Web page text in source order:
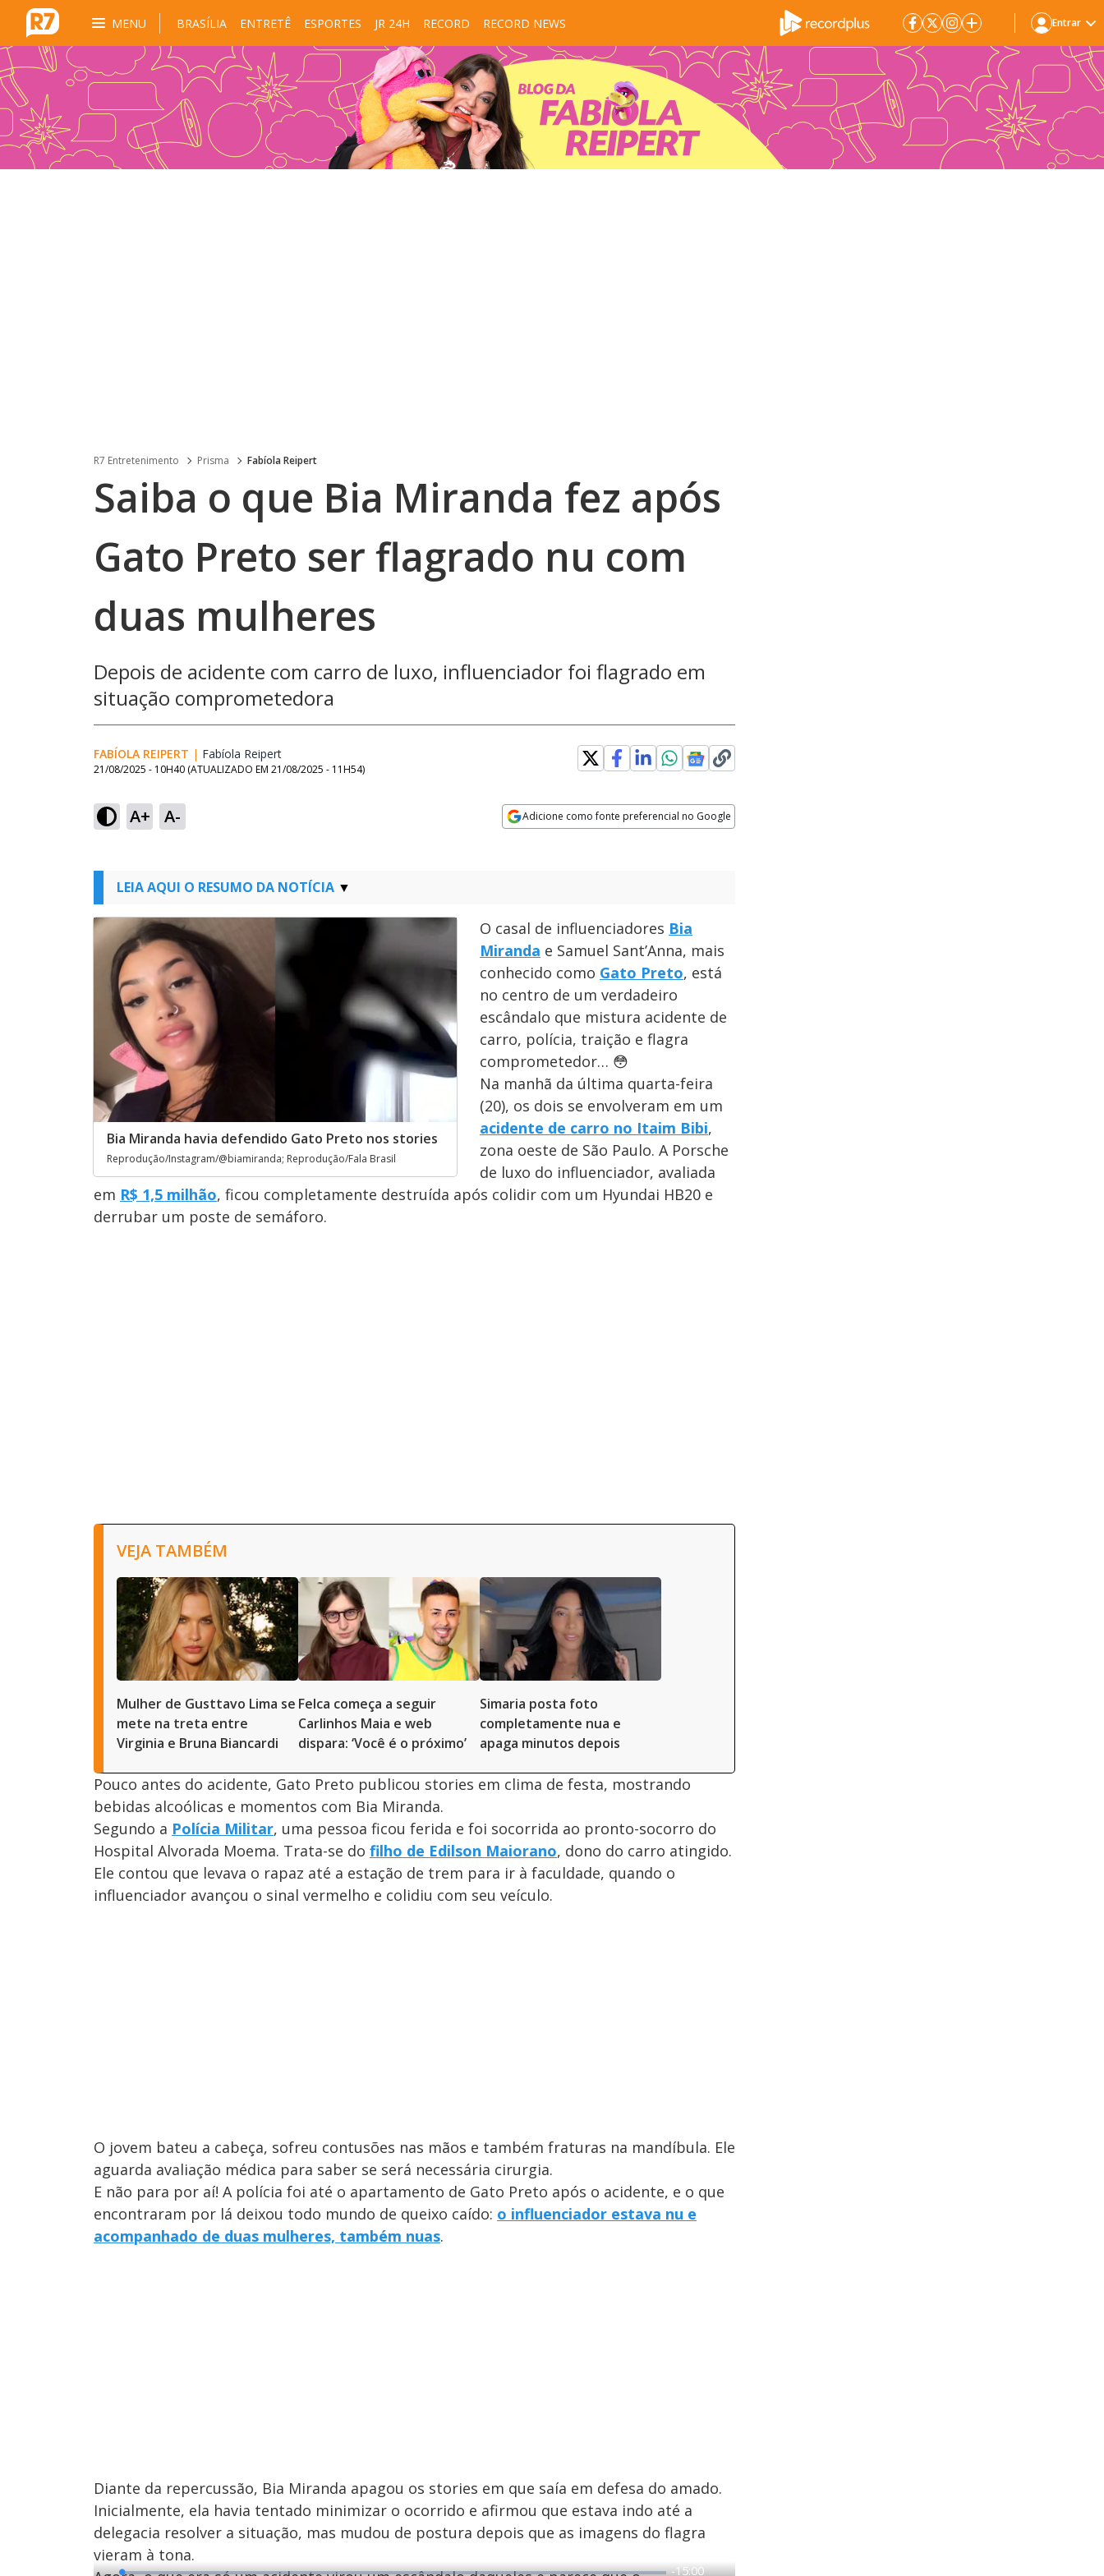
MENU BRASÍLIA ENTRETÊ ESPORTES JR 24H RECORD RECORD NEWS Entrar
R7 Entretenimento Prisma Fabíola Reipert
Saiba o que Bia Miranda fez após
Gato Preto ser flagrado nu com
duas mulheres
Depois de acidente com carro de luxo, influenciador foi flagrado em
situação comprometedora
FABÍOLA REIPERT | Fabíola Reipert
21/08/2025 - 10H40 (ATUALIZADO EM 21/08/2025 - 11H54)
A+ A- Adicione como fonte preferencial no Google
LEIA AQUI O RESUMO DA NOTÍCIA
Bia Miranda havia defendido Gato Preto nos stories
Reprodução/Instagram/@biamiranda; Reprodução/Fala Brasil
O casal de influenciadores Bia
Miranda e Samuel Sant’Anna, mais
conhecido como Gato Preto, está
no centro de um verdadeiro
escândalo que mistura acidente de
carro, polícia, traição e flagra
comprometedor… 😳
Na manhã da última quarta-feira
(20), os dois se envolveram em um
acidente de carro no Itaim Bibi,
zona oeste de São Paulo. A Porsche
de luxo do influenciador, avaliada
em R$ 1,5 milhão, ficou completamente destruída após colidir com um Hyundai HB20 e
derrubar um poste de semáforo.
VEJA TAMBÉM
Mulher de Gusttavo Lima se
mete na treta entre
Virginia e Bruna Biancardi
Felca começa a seguir
Carlinhos Maia e web
dispara: ‘Você é o próximo’
Simaria posta foto
completamente nua e
apaga minutos depois
Pouco antes do acidente, Gato Preto publicou stories em clima de festa, mostrando
bebidas alcoólicas e momentos com Bia Miranda.
Segundo a Polícia Militar, uma pessoa ficou ferida e foi socorrida ao pronto-socorro do
Hospital Alvorada Moema. Trata-se do filho de Edilson Maiorano, dono do carro atingido.
Ele contou que levava o rapaz até a estação de trem para ir à faculdade, quando o
influenciador avançou o sinal vermelho e colidiu com seu veículo.
O jovem bateu a cabeça, sofreu contusões nas mãos e também fraturas na mandíbula. Ele
aguarda avaliação médica para saber se será necessária cirurgia.
E não para por aí! A polícia foi até o apartamento de Gato Preto após o acidente, e o que
encontraram por lá deixou todo mundo de queixo caído: o influenciador estava nu e
acompanhado de duas mulheres, também nuas.
Diante da repercussão, Bia Miranda apagou os stories em que saía em defesa do amado.
Inicialmente, ela havia tentado minimizar o ocorrido e afirmou que estava indo até a
delegacia resolver a situação, mas mudou de postura depois que as imagens do flagra
vieram à tona.
R
-15:00